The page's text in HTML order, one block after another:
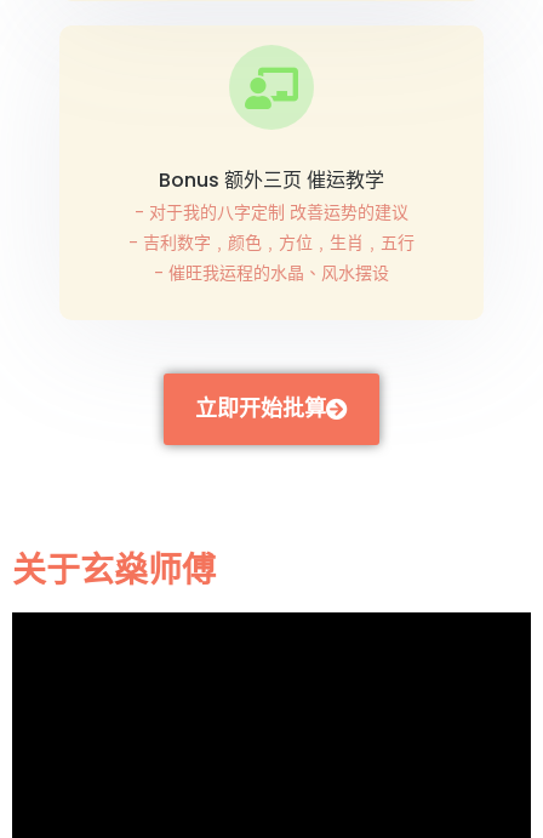
Bonus 额外三页 催运教学
- 对于我的八字定制 改善运势的建议
- 吉利数字﹐颜色﹐方位﹐生肖﹐五行
- 催旺我运程的水晶、风水摆设
立即开始批算
关于玄燊师傅